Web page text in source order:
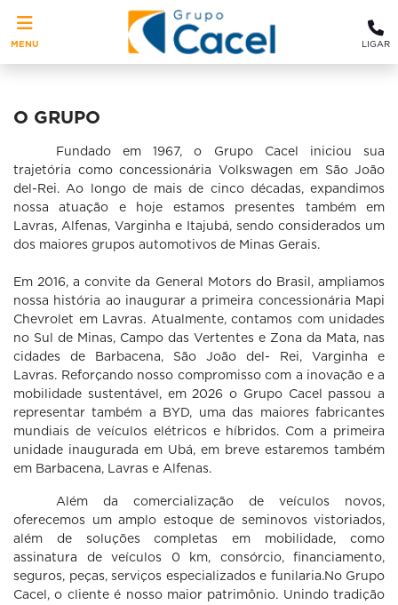
MENU LIGAR
O GRUPO
Fundado em 1967, o Grupo Cacel iniciou sua
trajetória como concessionária Volkswagen em São João
del-Rei. Ao longo de mais de cinco décadas, expandimos
nossa atuação e hoje estamos presentes também em
Lavras, Alfenas, Varginha e Itajubá, sendo considerados um
dos maiores grupos automotivos de Minas Gerais.
Em 2016, a convite da General Motors do Brasil, ampliamos
nossa história ao inaugurar a primeira concessionária Mapi
Chevrolet em Lavras. Atualmente, contamos com unidades
no Sul de Minas, Campo das Vertentes e Zona da Mata, nas
cidades de Barbacena, São João del- Rei, Varginha e
Lavras. Reforçando nosso compromisso com a inovação e a
mobilidade sustentável, em 2026 o Grupo Cacel passou a
representar também a BYD, uma das maiores fabricantes
mundiais de veículos elétricos e híbridos. Com a primeira
unidade inaugurada em Ubá, em breve estaremos também
em Barbacena, Lavras e Alfenas.
Além da comercialização de veículos novos,
oferecemos um amplo estoque de seminovos vistoriados,
além de soluções completas em mobilidade, como
assinatura de veículos 0 km, consórcio, financiamento,
seguros, peças, serviços especializados e funilaria.No Grupo
Cacel, o cliente é nosso maior patrimônio. Unindo tradição